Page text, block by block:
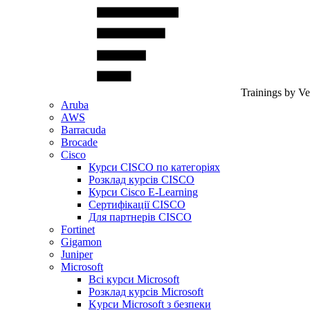
Trainings by
Aruba
AWS
Barracuda
Brocade
Cisco
Курси CISCO по категоріях
Розклад курсів CISCO
Курси Cisco E-Learning
Сертифікації CISCO
Для партнерів CISCO
Fortinet
Gigamon
Juniper
Microsoft
Всі курси Microsoft
Розклад курсів Microsoft
Kyрси Microsoft з безпеки